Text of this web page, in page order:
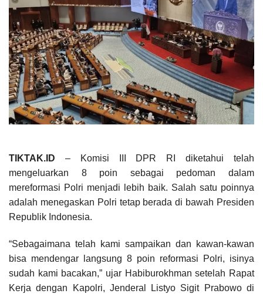
TIKTAK.ID – Komisi III DPR RI diketahui telah
mengeluarkan 8 poin sebagai pedoman dalam
mereformasi Polri menjadi lebih baik. Salah satu poinnya
adalah menegaskan Polri tetap berada di bawah Presiden
Republik Indonesia.
“Sebagaimana telah kami sampaikan dan kawan-kawan
bisa mendengar langsung 8 poin reformasi Polri, isinya
sudah kami bacakan,” ujar Habiburokhman setelah Rapat
Kerja dengan Kapolri, Jenderal Listyo Sigit Prabowo di